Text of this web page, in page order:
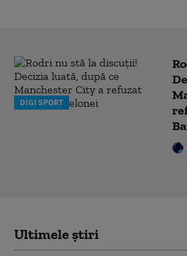
DIGI SPORT
Ultimele știri